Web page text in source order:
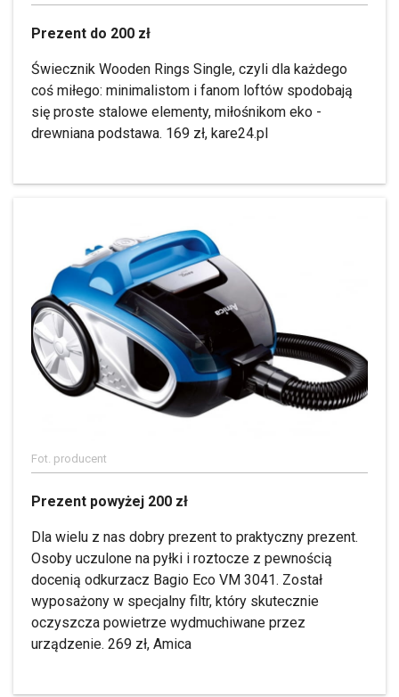
Prezent do 200 zł
Świecznik Wooden Rings Single, czyli dla każdego
coś miłego: minimalistom i fanom loftów spodobają
się proste stalowe elementy, miłośnikom eko -
drewniana podstawa. 169 zł, kare24.pl
Fot. producent
Prezent powyżej 200 zł
Dla wielu z nas dobry prezent to praktyczny prezent.
Osoby uczulone na pyłki i roztocze z pewnością
docenią odkurzacz Bagio Eco VM 3041. Został
wyposażony w specjalny filtr, który skutecznie
oczyszcza powietrze wydmuchiwane przez
urządzenie. 269 zł, Amica